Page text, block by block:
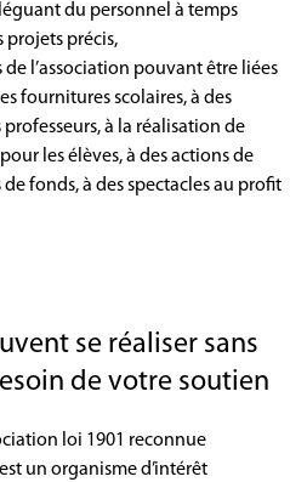
du personnel à temps
projets précis,
l’association pouvant être liées
fournitures scolaires, à des
à la réalisation de
les élèves, à des actions de
fonds, à des spectacles au profit
se réaliser sans
de votre soutien
loi 1901 reconnue
un organisme d’intérêt